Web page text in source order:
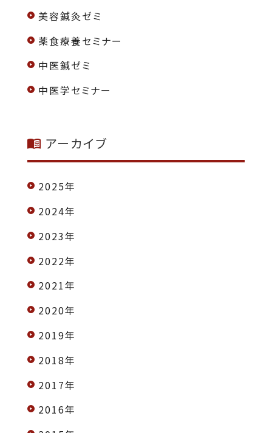
美容鍼灸ゼミ
薬食療養セミナー
中医鍼ゼミ
中医学セミナー
アーカイブ
2025年
2024年
2023年
2022年
2021年
2020年
2019年
2018年
2017年
2016年